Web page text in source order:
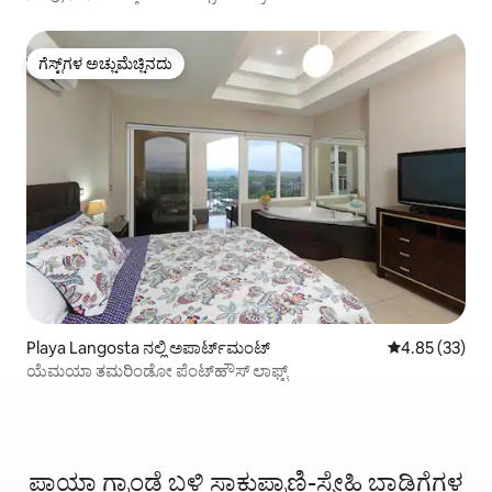
ಗೆಸ್ಟ್‌ಗಳ ಅಚ್ಚುಮೆಚ್ಚಿನದು
ಗೆಸ್ಟ್‌ಗಳ ಅಚ್ಚುಮೆಚ್ಚಿನದು
Playa Langosta ನಲ್ಲಿ ಅಪಾರ್ಟ್‌ಮಂಟ್ 5 ರಲ್ಲಿ 4.85
4.85 (33)
ಯೆಮಯಾ ತಮರಿಂಡೋ ಪೆಂಟ್‌ಹೌಸ್ ಲಾಫ್ಟ್
ಪ್ಲಾಯಾ ಗ್ರಾಂಡೆ ಬಳಿ ಸಾಕುಪ್ರಾಣಿ-ಸ್ನೇಹಿ ಬಾಡಿಗೆಗಳ